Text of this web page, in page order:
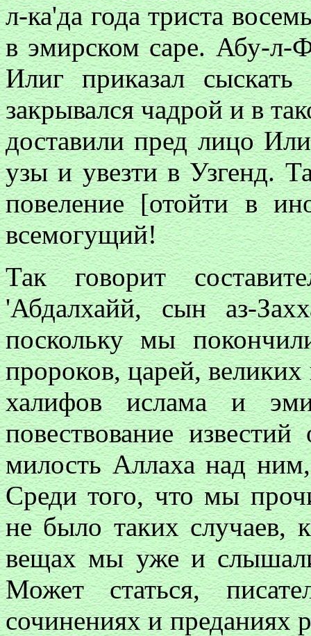
л-ка'да года триста
в эмирском cape. Абу-л-
Илиг приказал
закрывался чадрой и в
доставили пред лицо
узы и увезти в Узгенд.
повеление [отойти в
всемогущий!
Так говорит
'Абдалхайй, сын аз-
поскольку мы
пророков, царей,
халифов ислама и
повествование
милость Аллаха над
Среди того, что мы
не было таких случаев,
вещах мы уже и
Может статься,
сочинениях и преданиях